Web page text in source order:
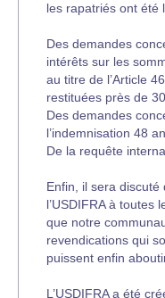
les rapatriés ont été
Des demandes
intérêts sur les
au titre de l’Article
restituées près de
Des demandes
l’indemnisation 48
De la requête
Enfin, il sera discuté
l’USDIFRA à toutes
que notre
revendications qui
puissent enfin
L’USDIFRA a été